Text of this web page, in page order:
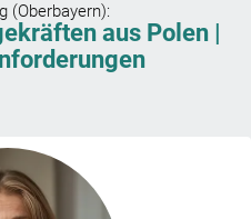
(Oberbayern):
aus Polen |